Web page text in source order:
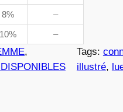
x
8%
–
10% –
Tags:
illustré,